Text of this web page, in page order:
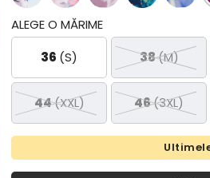
ALEGE O MĂRIME
36 (S) 38(M)
44(XXL) 46(3XL)